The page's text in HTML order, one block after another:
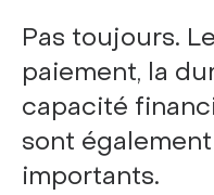
Pas toujours.
paiement, la
capacité
sont
importants.